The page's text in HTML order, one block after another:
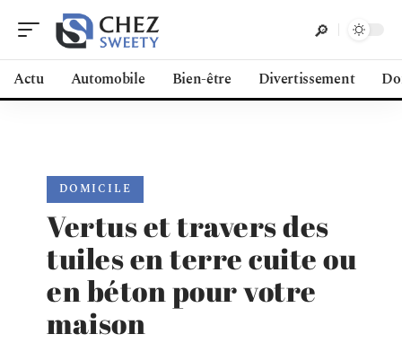
Actu Automobile Bien-être Divertissement
DOMICILE
Vertus et travers des
tuiles en terre cuite ou
en béton pour votre
maison